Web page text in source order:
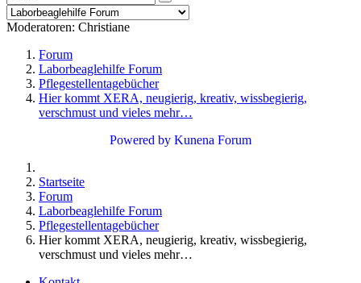
Moderatoren: Christiane
Forum
Laborbeaglehilfe Forum
Pflegestellentagebücher
Hier kommt XERA, neugierig, kreativ, wissbegierig,
verschmust und vieles mehr…
Powered by Kunena Forum
Startseite
Forum
Laborbeaglehilfe Forum
Pflegestellentagebücher
Hier kommt XERA, neugierig, kreativ, wissbegierig,
verschmust und vieles mehr…